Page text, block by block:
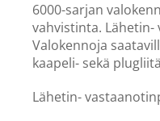
6000-sarjan
vahvistinta.
Valokennoja
kaapeli- sekä
Lähetin-